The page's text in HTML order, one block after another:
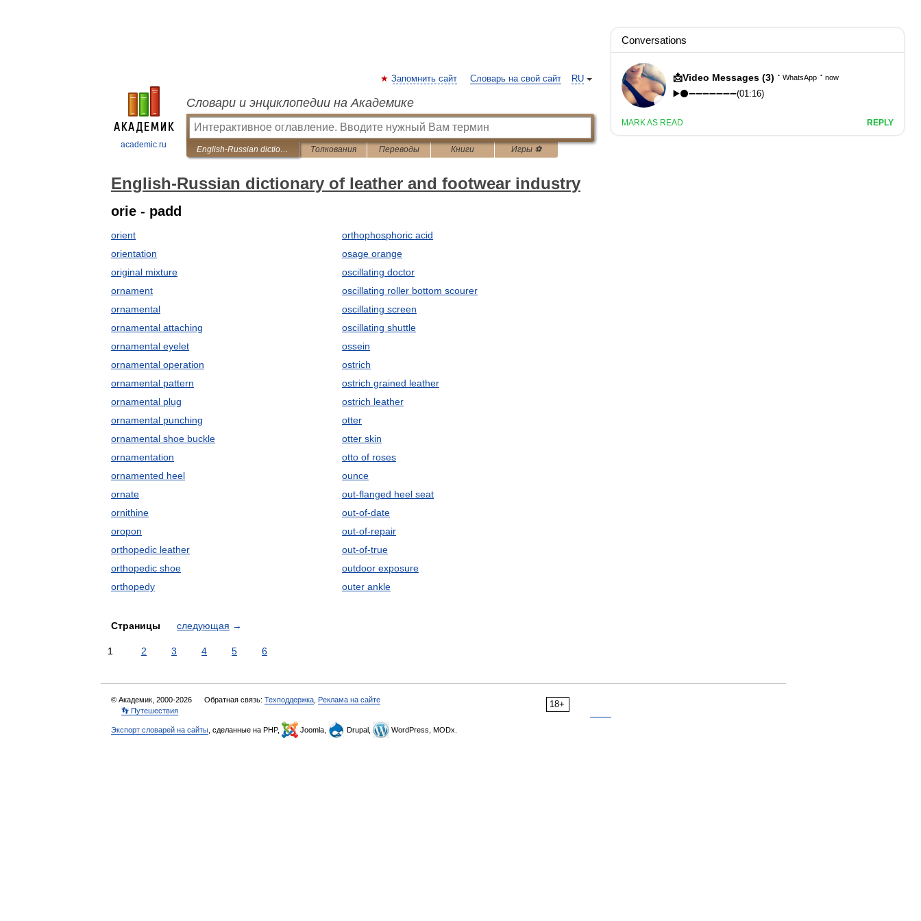
academic.ru
RU
Запомнить сайт Словарь на свой сайт
Словари и энциклопедии на Академике
English-Russian dictionary of leather and footwear industry Толкования Переводы Книги Игры ⚽
English-Russian dictionary of leather and footwear industry
orie - padd
orient
orientation
original mixture
ornament
ornamental
ornamental attaching
ornamental eyelet
ornamental operation
ornamental pattern
ornamental plug
ornamental punching
ornamental shoe buckle
ornamentation
ornamented heel
ornate
ornithine
oropon
orthopedic leather
orthopedic shoe
orthopedy
orthophosphoric acid
osage orange
oscillating doctor
oscillating roller bottom scourer
oscillating screen
oscillating shuttle
ossein
ostrich
ostrich grained leather
ostrich leather
otter
otter skin
otto of roses
ounce
out-flanged heel seat
out-of-date
out-of-repair
out-of-true
outdoor exposure
outer ankle
Страницы следующая →
1 2 3 4 5 6
18+
© Академик, 2000-2026 Обратная связь: Техподдержка Реклама на сайте
👣 Путешествия
Экспорт словарей на сайты , сделанные на PHP, Joomla, Drupal, WordPress, MODx.